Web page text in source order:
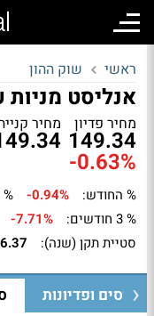
ראשי שוק ההון
אנליסט מניות
מחיר פדיון
149.34
מחיר
-0.63%
% החודש: -0.94%
% 3 חודשים:
-7.71%
סטיית תקן (שנה):
גיוסים ופדיונות